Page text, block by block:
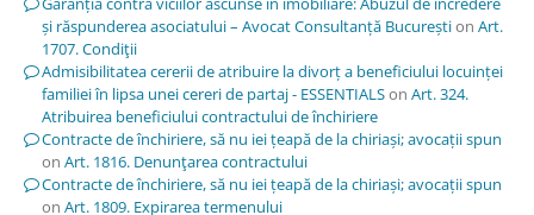
și răspunderea asociatului – Avocat Consultanță Bucureștion Art.
1707. Condiţii
Admisibilitatea cererii de atribuire la divorț a beneficiului locuinței
familiei în lipsa unei cereri de partaj - ESSENTIALSon Art. 324.
Atribuirea beneficiului contractului de închiriere
Contracte de închiriere, să nu iei țeapă de la chiriași; avocații spun
on Art. 1816. Denunţarea contractului
Contracte de închiriere, să nu iei țeapă de la chiriași; avocații spun
on Art. 1809. Expirarea termenului